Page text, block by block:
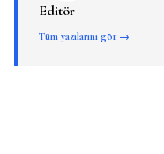
Editör
Tüm yazılarını gör →